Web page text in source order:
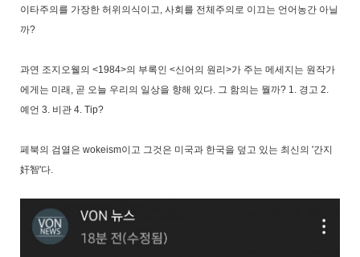
이타주의를 가장한 허위의식이고, 사회를 전체주의로 이끄는 언어농간 아닐
까?
과연 조지오웰의 <1984>의 부록인 <신어의 원리>가 주는 메세지는 원작가
에게는 미래, 곧 오늘 우리의 일상을 향해 있다. 그 함의는 뭘까? 1. 경고 2.
예언 3. 비관 4. Tip?
페북의 검열은 wokeism이고 그것은 미국과 한국을 덮고 있는 최신의 '간지
奸智'다.